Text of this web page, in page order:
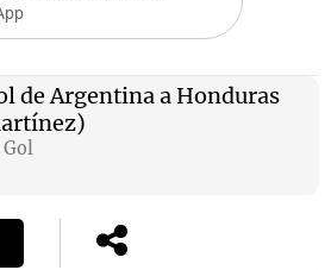
de Argentina a Honduras
Gol